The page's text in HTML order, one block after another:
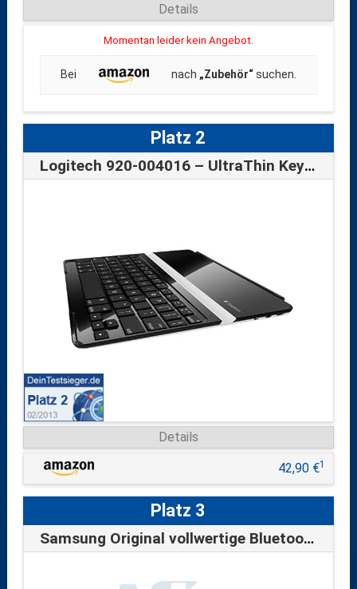
Details
Momentan leider kein Angebot.
Bei nach „Zubehör“suchen.
Platz 2
Logitech 920-004016 – UltraThin Keyboard…
Details
42,90 €1
Platz 3
Samsung Original vollwertige Bluetooth-T…